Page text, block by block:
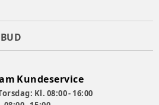
Kundeservice
Kl. 08:00 - 16:00